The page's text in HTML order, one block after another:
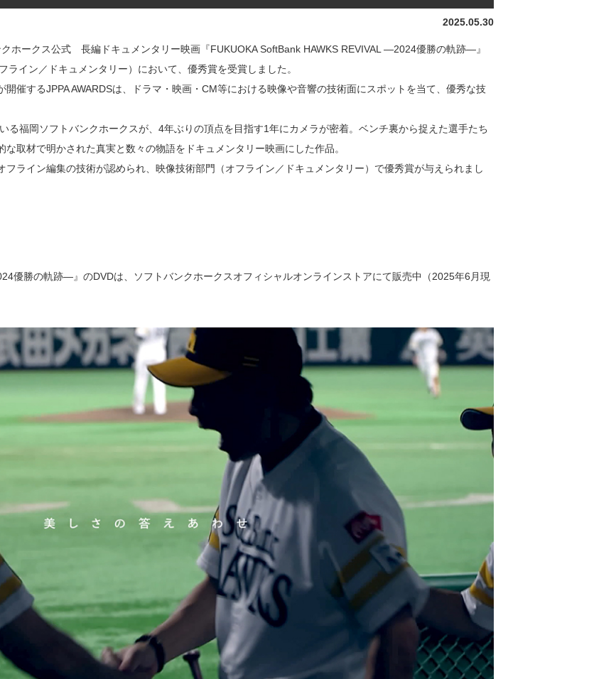
2025.05.30
ホークス公式 長編ドキュメンタリー映画『FUKUOKA SoftBank HAWKS REVIVAL ―2024優勝の軌跡―』
ライン／ドキュメンタリー）において、優秀賞を受賞しました。
催するJPPA AWARDSは、ドラマ・映画・CM等における映像や音響の技術面にスポットを当て、優秀な技
る福岡ソフトバンクホークスが、4年ぶりの頂点を目指す1年にカメラが密着。ベンチ裏から捉えた選手たち
取材で明かされた真実と数々の物語をドキュメンタリー映画にした作品。
ライン編集の技術が認められ、映像技術部門（オフライン／ドキュメンタリー）で優秀賞が与えられまし
優勝の軌跡―』のDVDは、ソフトバンクホークスオフィシャルオンラインストアにて販売中（2025年6月現